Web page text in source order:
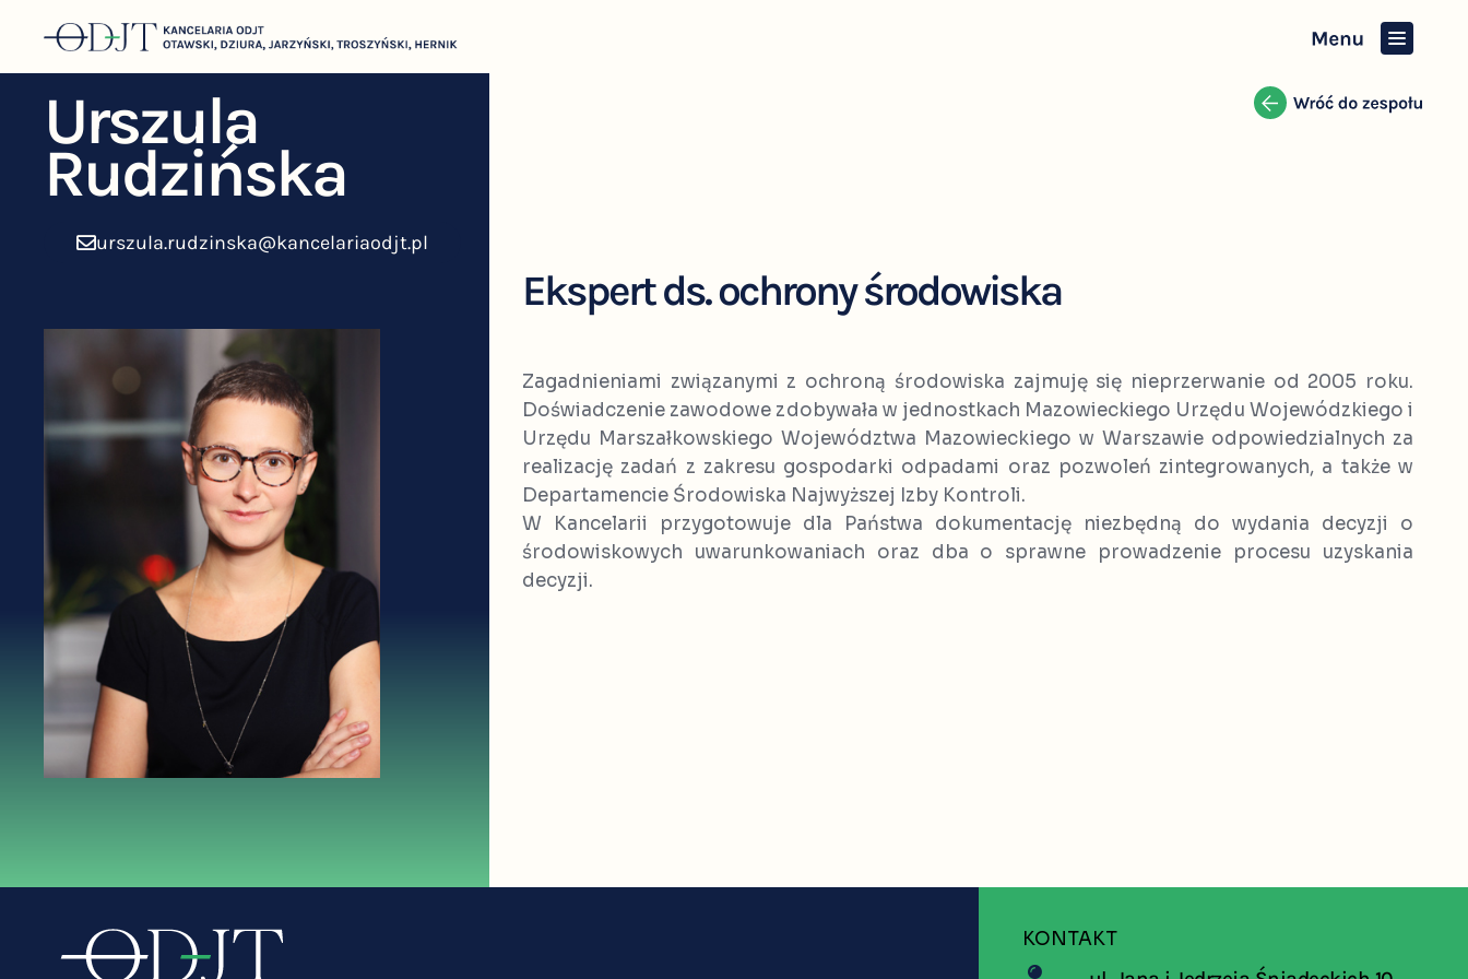
Urszula
Rudzińska
urszula.rudzinska@kancelariaodjt.pl
Ekspert ds. ochrony środowiska
Zagadnieniami związanymi z ochroną środowiska zajmuję się nieprzerwanie od 2005 roku.
Doświadczenie zawodowe zdobywała w jednostkach Mazowieckiego Urzędu Wojewódzkiego i
Urzędu Marszałkowskiego Województwa Mazowieckiego w Warszawie odpowiedzialnych za
realizację zadań z zakresu gospodarki odpadami oraz pozwoleń zintegrowanych, a także w
Departamencie Środowiska Najwyższej Izby Kontroli.
W Kancelarii przygotowuje dla Państwa dokumentację niezbędną do wydania decyzji o
środowiskowych uwarunkowaniach oraz dba o sprawne prowadzenie procesu uzyskania
decyzji.
KONTAKT